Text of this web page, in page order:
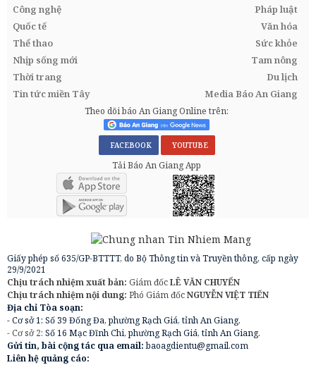
Công nghệ
Pháp luật
Quốc tế
Văn hóa
Thể thao
Sức khỏe
Nhịp sống mới
Tam nông
Thời trang
Du lịch
Tin tức miền Tây
Media Báo An Giang
Theo dõi báo An Giang Online trên:
FACEBOOK YOUTUBE
Tải Báo An Giang App
Giấy phép số 635/GP-BTTTT, do Bộ Thông tin và Truyền thông, cấp ngày
29/9/2021
Chịu trách nhiệm xuất bản: Giám đốcLÊ VĂN CHUYỂN
Chịu trách nhiệm nội dung: Phó Giám đốcNGUYỄN VIỆT TIẾN
Địa chỉ Tòa soạn:
- Cơ sở 1: Số 39 Đống Đa, phường Rạch Giá, tỉnh An Giang.
- Cơ sở 2: Số 16 Mạc Đĩnh Chi, phường Rạch Giá, tỉnh An Giang.
Gửi tin, bài cộng tác qua email:baoagdientu@gmail.com
Liên hệ quảng cáo: